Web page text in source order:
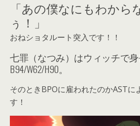
「あの僕なにもわから
ぅ！」
おねショタルート突入です！！
七罪（なつみ）はウィッチで身長
B94/W62/H90。
そのときBPOに雇われたのかASTに
す！